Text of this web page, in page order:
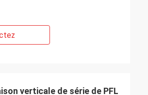
verticale de série de PFL